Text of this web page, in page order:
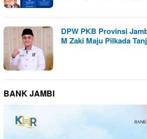
DPW PKB Provinsi
M Zaki Maju Pilkada
BANK JAMBI